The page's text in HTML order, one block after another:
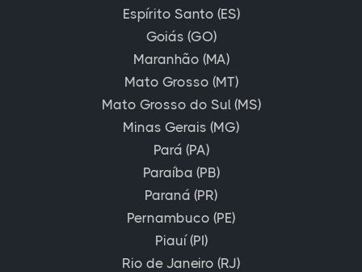
Espírito Santo (ES)
Goiás (GO)
Maranhão (MA)
Mato Grosso (MT)
Mato Grosso do Sul (MS)
Minas Gerais (MG)
Pará (PA)
Paraíba (PB)
Paraná (PR)
Pernambuco (PE)
Piauí (PI)
Rio de Janeiro (RJ)